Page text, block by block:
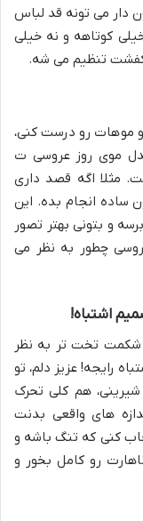
دار می تونه قد لباس
کوتاهه و نه خیلی
کفشت تنظیم می شه.
و موهات رو درست کنی،
موی روز عروسی ت
مثلا اگه قصد داری
ساده انجام بده. این
و بتونی بهتر تصور
چطور به نظر می
اشتباه!
شکمت تخت تر به نظر
رایجه! عزیز دلم، تو
هم کلی تحرک
های واقعی بدنت
کنی که تنگ باشه و
رو کامل بخور و